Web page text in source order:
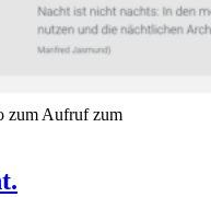
zum Aufruf zum